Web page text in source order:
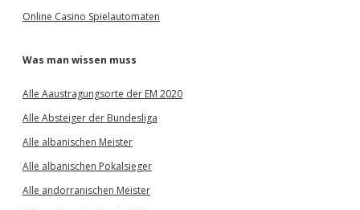
Online Casino Spielautomaten
Was man wissen muss
Alle Aaustragungsorte der EM 2020
Alle Absteiger der Bundesliga
Alle albanischen Meister
Alle albanischen Pokalsieger
Alle andorranischen Meister